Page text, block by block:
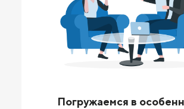
Погружаемся в